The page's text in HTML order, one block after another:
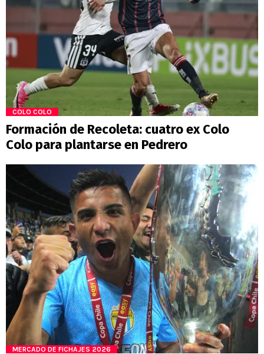
COLO COLO
Formación de Recoleta: cuatro ex Colo
Colo para plantarse en Pedrero
MERCADO DE FICHAJES 2026